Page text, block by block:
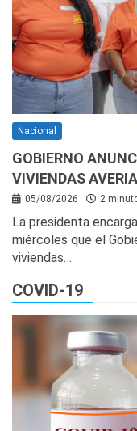
Nacional
GOBIERNO
VIVIENDAS
05/08/2026 2
La presidenta
miércoles que el
viviendas…
COVID-19